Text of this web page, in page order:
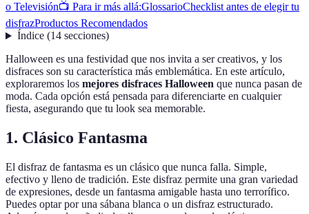
o Televisión📺 Para ir más allá:GlossarioChecklist antes de elegir tu
disfrazProductos Recomendados
Índice(14 secciones)
Halloween es una festividad que nos invita a ser creativos, y los
disfraces son su característica más emblemática. En este artículo,
exploraremos los mejores disfraces Halloween que nunca pasan de
moda. Cada opción está pensada para diferenciarte en cualquier
fiesta, asegurando que tu look sea memorable.
1. Clásico Fantasma
El disfraz de fantasma es un clásico que nunca falla. Simple,
efectivo y lleno de tradición. Este disfraz permite una gran variedad
de expresiones, desde un fantasma amigable hasta uno terrorífico.
Puedes optar por una sábana blanca o un disfraz estructurado.